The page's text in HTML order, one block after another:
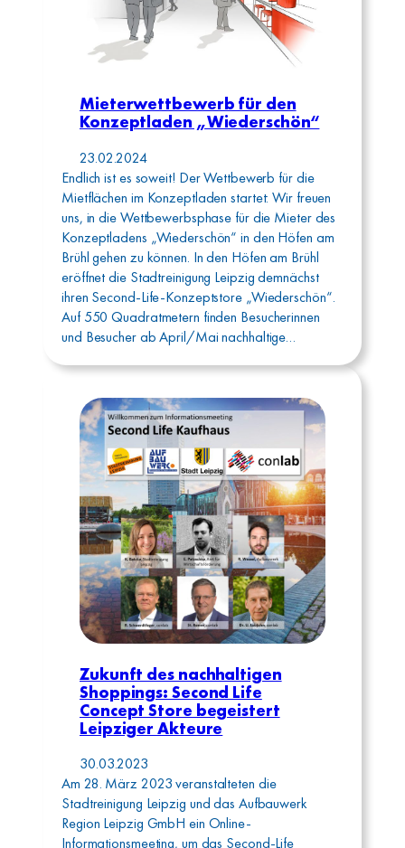
Mieterwettbewerb für den
Konzeptladen „Wiederschön“
23.02.2024
Endlich ist es soweit! Der Wettbewerb für die
Mietflächen im Konzeptladen startet: Wir freuen
uns, in die Wettbewerbsphase für die Mieter des
Konzeptladens „Wiederschön“ in den Höfen am
Brühl gehen zu können. In den Höfen am Brühl
eröffnet die Stadtreinigung Leipzig demnächst
ihren Second-Life-Konzeptstore „Wiederschön“.
Auf 550 Quadratmetern finden Besucherinnen
und Besucher ab April/Mai nachhaltige…
Zukunft des nachhaltigen
Shoppings: Second Life
Concept Store begeistert
Leipziger Akteure
30.03.2023
Am 28. März 2023 veranstalteten die
Stadtreinigung Leipzig und das Aufbauwerk
Region Leipzig GmbH ein Online-
Informationsmeeting, um das Second-Life